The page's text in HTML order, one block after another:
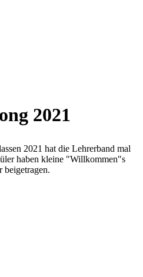
2021
2021 hat die Lehrerband mal
haben kleine "Willkommen"s
beigetragen.